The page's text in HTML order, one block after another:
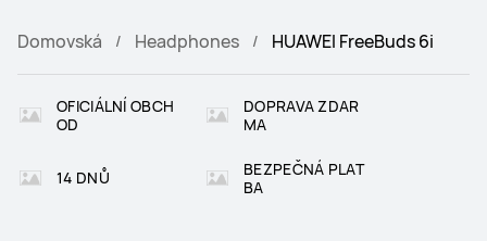
Domovská Headphones HUAWEI FreeBuds 6i
OFICIÁLNÍ OBCH
OD
DOPRAVA ZDAR
MA
14 DNŮ
BEZPEČNÁ PLAT
BA